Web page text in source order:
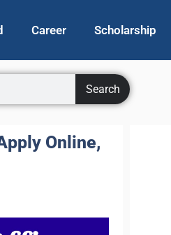
Career Scholarship
Search
Online,